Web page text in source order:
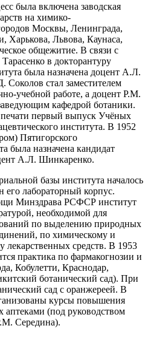
была включена заводская
на химико-
Москвы, Ленинграда,
Харькова, Львова, Каунаса,
общежитие. В связи с
в докторантуру
была назначена доцент А.Л.
стал заместителем
учебной работе, а доцент Р.М.
кафедрой ботаники.
первый выпуск Учёных
института. В 1952
Пятигорского
была назначена кандидат
А.Л. Шинкаренко.
базы института началось
его лабораторный корпус.
Минздрава РСФСР институт
необходимой для
по выделению природных
по химическому и
лекарственных средств. В 1953
практика по фармакогнозии и
Кобулетти, Краснодар,
ботанический сад). При
сад с оранжереей. В
курсы повышения
(под руководством
Середина).